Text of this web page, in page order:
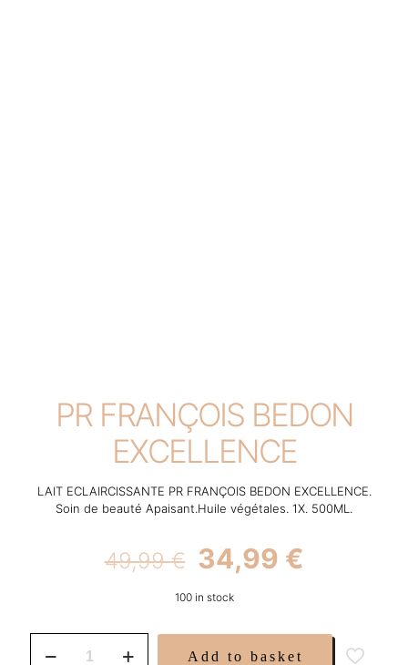
PR FRANÇOIS BEDON
EXCELLENCE
LAIT ECLAIRCISSANTE PR FRANÇOIS BEDON EXCELLENCE.
Soin de beauté Apaisant.Huile végétales. 1X. 500ML.
49,99€ Original
price
was:
49,99 €.
34,99 €
34,99
100 in stock
FRANÇOIS
Add to basket